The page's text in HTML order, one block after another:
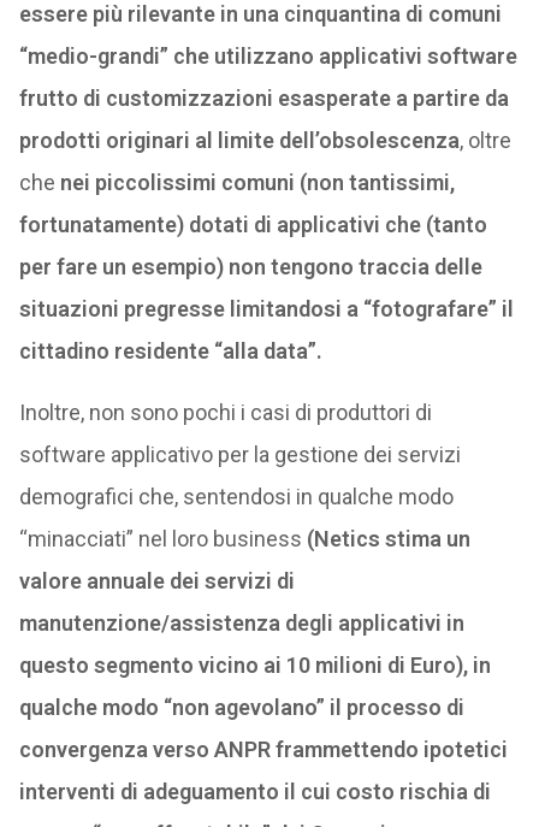
essere più rilevante in una cinquantina di comuni
“medio-grandi” che utilizzano applicativi software
frutto di customizzazioni esasperate a partire da
prodotti originari al limite dell’obsolescenza, oltre
che nei piccolissimi comuni (non tantissimi,
fortunatamente) dotati di applicativi che (tanto
per fare un esempio) non tengono traccia delle
situazioni pregresse limitandosi a “fotografare” il
cittadino residente “alla data”.
Inoltre, non sono pochi i casi di produttori di
software applicativo per la gestione dei servizi
demografici che, sentendosi in qualche modo
“minacciati” nel loro business (Netics stima un
valore annuale dei servizi di
manutenzione/assistenza degli applicativi in
questo segmento vicino ai 10 milioni di Euro), in
qualche modo “non agevolano” il processo di
convergenza verso ANPR frammettendo ipotetici
interventi di adeguamento il cui costo rischia di